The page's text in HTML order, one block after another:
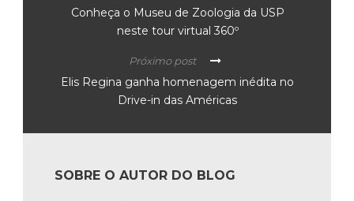
Conheça o Museu de Zoologia da USP
neste tour virtual 360º
Próximo post
Elis Regina ganha homenagem inédita no
Drive-in das Américas
SOBRE O AUTOR DO BLOG